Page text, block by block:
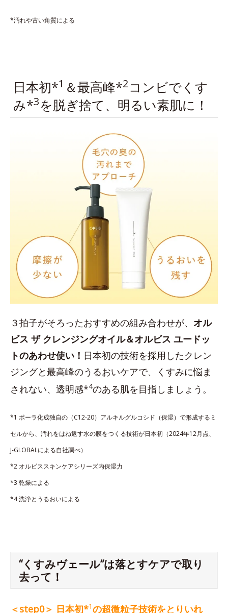
*汚れや古い角質による
日本初*1 ＆最高峰*2コンビでくす
み*3を脱ぎ捨て、明るい素肌に！
３拍子がそろったおすすめの組み合わせが、 オル
ビス ザ クレンジングオイル＆オルビス ユードッ
トのあわせ使い！ 日本初の技術を採用したクレン
ジングと最高峰のうるおいケアで、くすみに悩ま
されない、透明感*4のある肌を目指しましょう。
*1 ポーラ化成独自の（C12-20）アルキルグルコシド（保湿）で形成するミ
セルから、汚れをはね返す水の膜をつくる技術が日本初（2024年12月点、
J-GLOBALによる自社調べ）
*2 オルビススキンケアシリーズ内保湿力
*3 乾燥による
*4 洗浄とうるおいによる
“くすみヴェール”は落とすケアで取り
去って！
＜step0＞ 日本初*1の超微粒子技術をとりいれ